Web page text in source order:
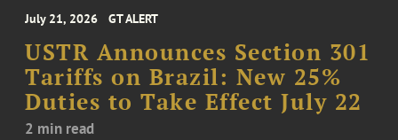
July 21, 2026 GT ALERT
USTR Announces Section 301
Tariffs on Brazil: New 25%
Duties to Take Effect July 22
2 min read